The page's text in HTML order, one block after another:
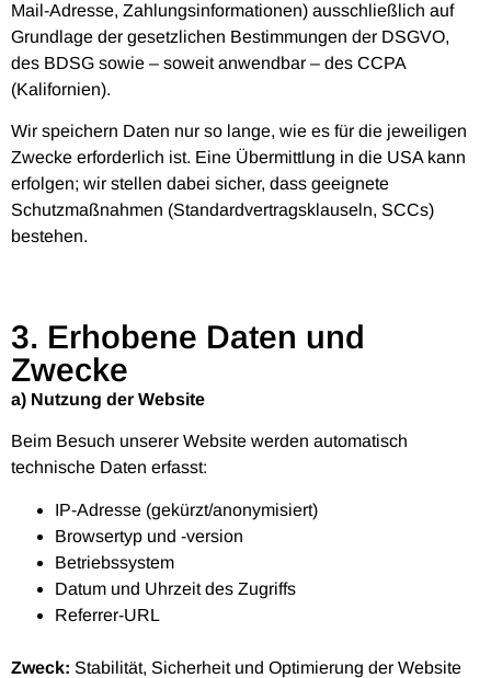
Mail-Adresse, Zahlungsinformationen) ausschließlich auf
Grundlage der gesetzlichen Bestimmungen der DSGVO,
des BDSG sowie – soweit anwendbar – des CCPA
(Kalifornien).
Wir speichern Daten nur so lange, wie es für die jeweiligen
Zwecke erforderlich ist. Eine Übermittlung in die USA kann
erfolgen; wir stellen dabei sicher, dass geeignete
Schutzmaßnahmen (Standardvertragsklauseln, SCCs)
bestehen.
3. Erhobene Daten und
Zwecke
a) Nutzung der Website
Beim Besuch unserer Website werden automatisch
technische Daten erfasst:
IP-Adresse (gekürzt/anonymisiert)
Browsertyp und -version
Betriebssystem
Datum und Uhrzeit des Zugriffs
Referrer-URL
Zweck: Stabilität, Sicherheit und Optimierung der Website